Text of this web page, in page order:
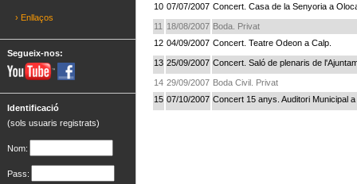
› Enllaços
Segueix-nos:
Identificació
(sols usuaris registrats)
Nom:
Pass:
10 07/07/2007 Concert. Casa de la Senyoria a
11 18/08/2007 Boda. Privat
12 04/09/2007 Concert. Teatre Odeon a Calp.
13 25/09/2007 Concert. Saló de plenaris de
14 29/09/2007 Boda Civil. Privat
15 07/10/2007 Concert 15 anys. Auditori Municipal